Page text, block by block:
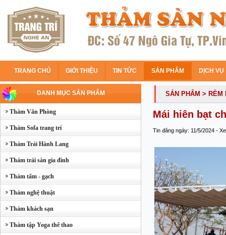
TRANG CHỦ GIỚI THIỆU TIN TỨC SẢN PHẨM DỊCH VỤ
DANH MỤC SẢN PHẨM
Thảm Văn Phòng
Thảm Sofa trang trí
Thảm Trải Hành Lang
Thảm trải sàn gia đình
Thảm tấm - gạch
Thảm nghệ thuật
Thảm khách sạn
Thảm tập Yoga thể thao
SẢN PHẨM > RÈM
Mái hiên bạt
Tin đăng ngày: 11/5/2024 -